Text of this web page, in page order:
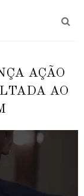
AÇÃO
AO